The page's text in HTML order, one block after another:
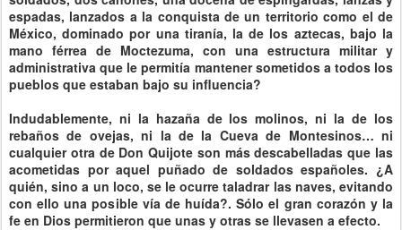
espadas, lanzados a la conquista de un territorio como el de
México, dominado por una tiranía, la de los aztecas, bajo la
mano férrea de Moctezuma, con una estructura militar y
administrativa que le permitía mantener sometidos a todos los
pueblos que estaban bajo su influencia?
Indudablemente, ni la hazaña de los molinos, ni la de los
rebaños de ovejas, ni la de la Cueva de Montesinos… ni
cualquier otra de Don Quijote son más descabelladas que las
acometidas por aquel puñado de soldados españoles. ¿A
quién, sino a un loco, se le ocurre taladrar las naves, evitando
con ello una posible vía de huída?. Sólo el gran corazón y la
fe en Dios permitieron que unas y otras se llevasen a efecto.